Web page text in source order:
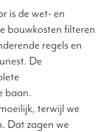
is de wet- en
bouwkosten filteren
regels en
De
baan.
terwijl we
Dat zagen we